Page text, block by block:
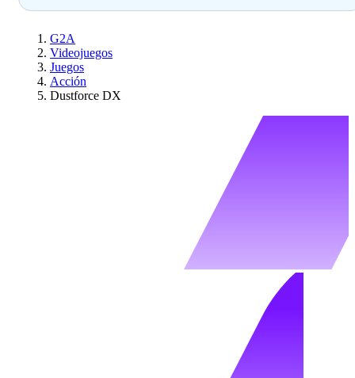
G2A
Videojuegos
Juegos
Acción
Dustforce DX